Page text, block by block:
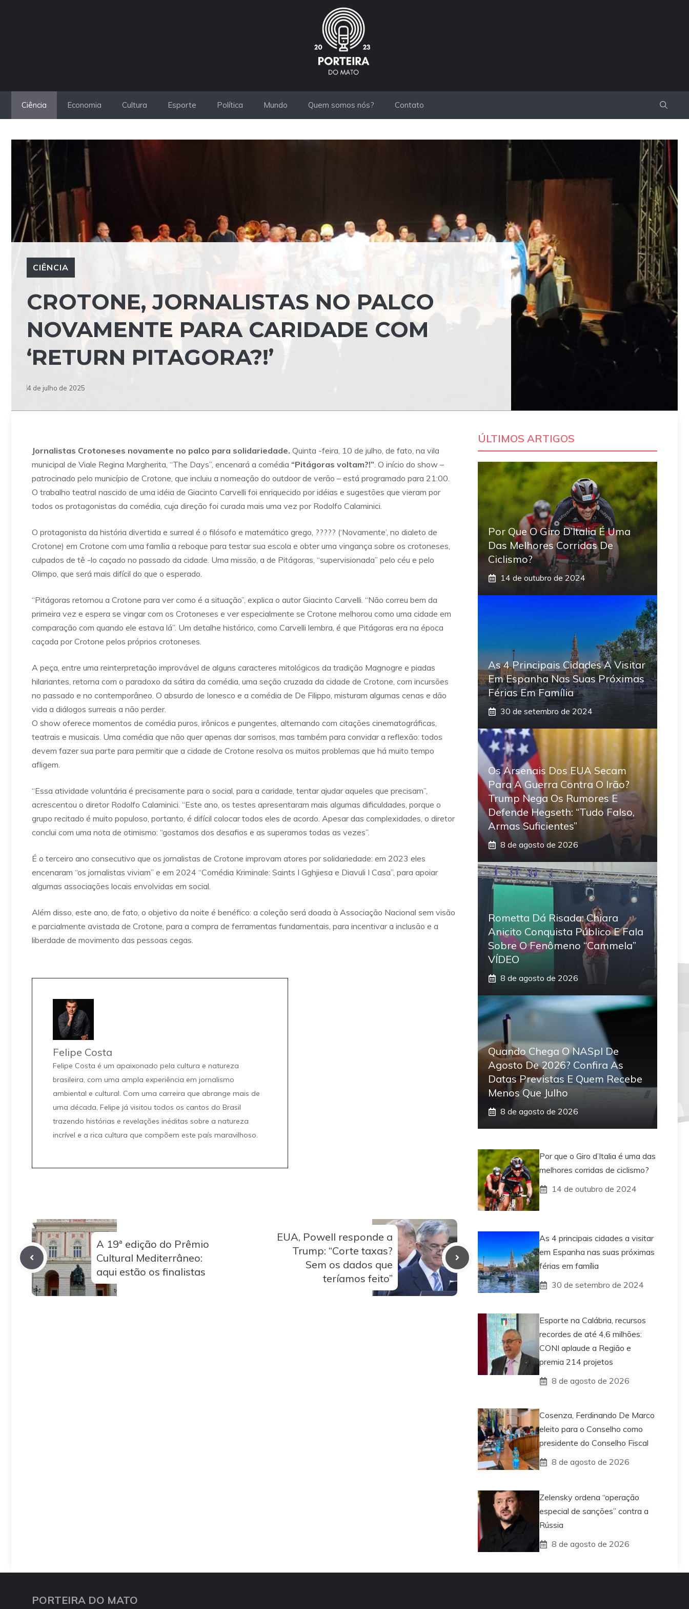
Ciência Economia Cultura Esporte Política Mundo Quem somos nós? Contato
CIÊNCIA
CROTONE, JORNALISTAS NO PALCO
NOVAMENTE PARA CARIDADE COM
‘RETURN PITAGORA?!’
4 de julho de 2025
Jornalistas Crotoneses novamente no palco para solidariedade. Quinta -feira, 10 de julho, de fato, na vila
municipal de Viale Regina Margherita, “The Days”, encenará a comédia “Pitágoras voltam?!”. O início do show –
patrocinado pelo município de Crotone, que incluiu a nomeação do outdoor de verão – está programado para 21:00.
O trabalho teatral nascido de uma idéia de Giacinto Carvelli foi enriquecido por idéias e sugestões que vieram por
todos os protagonistas da comédia, cuja direção foi curada mais uma vez por Rodolfo Calaminici.
O protagonista da história divertida e surreal é o filósofo e matemático grego, ????? (‘Novamente’, no dialeto de
Crotone) em Crotone com uma família a reboque para testar sua escola e obter uma vingança sobre os crotoneses,
culpados de tê -lo caçado no passado da cidade. Uma missão, a de Pitágoras, “supervisionada” pelo céu e pelo
Olimpo, que será mais difícil do que o esperado.
“Pitágoras retornou a Crotone para ver como é a situação”, explica o autor Giacinto Carvelli. “Não correu bem da
primeira vez e espera se vingar com os Crotoneses e ver especialmente se Crotone melhorou como uma cidade em
comparação com quando ele estava lá”. Um detalhe histórico, como Carvelli lembra, é que Pitágoras era na época
caçada por Crotone pelos próprios crotoneses.
A peça, entre uma reinterpretação improvável de alguns caracteres mitológicos da tradição Magnogre e piadas
hilariantes, retorna com o paradoxo da sátira da comédia, uma seção cruzada da cidade de Crotone, com incursões
no passado e no contemporâneo. O absurdo de Ionesco e a comédia de De Filippo, misturam algumas cenas e dão
vida a diálogos surreais a não perder.
O show oferece momentos de comédia puros, irônicos e pungentes, alternando com citações cinematográficas,
teatrais e musicais. Uma comédia que não quer apenas dar sorrisos, mas também para convidar a reflexão: todos
devem fazer sua parte para permitir que a cidade de Crotone resolva os muitos problemas que há muito tempo
afligem.
“Essa atividade voluntária é precisamente para o social, para a caridade, tentar ajudar aqueles que precisam”,
acrescentou o diretor Rodolfo Calaminici. “Este ano, os testes apresentaram mais algumas dificuldades, porque o
grupo recitado é muito populoso, portanto, é difícil colocar todos eles de acordo. Apesar das complexidades, o diretor
conclui com uma nota de otimismo: “gostamos dos desafios e as superamos todas as vezes”.
É o terceiro ano consecutivo que os jornalistas de Crotone improvam atores por solidariedade: em 2023 eles
encenaram “os jornalistas viviam” e em 2024 “Comédia Kriminale: Saints I Gghjiesa e Diavuli I Casa”, para apoiar
algumas associações locais envolvidas em social.
Além disso, este ano, de fato, o objetivo da noite é benéfico: a coleção será doada à Associação Nacional sem visão
e parcialmente avistada de Crotone, para a compra de ferramentas fundamentais, para incentivar a inclusão e a
liberdade de movimento das pessoas cegas.
Felipe Costa
Felipe Costa é um apaixonado pela cultura e natureza
brasileira, com uma ampla experiência em jornalismo
ambiental e cultural. Com uma carreira que abrange mais de
uma década, Felipe já visitou todos os cantos do Brasil
trazendo histórias e revelações inéditas sobre a natureza
incrível e a rica cultura que compõem este país maravilhoso.
A 19ª edição do Prêmio
Cultural Mediterrâneo:
aqui estão os finalistas
EUA, Powell responde a
Trump: “Corte taxas?
Sem os dados que
teríamos feito”
ÚLTIMOS ARTIGOS
Por Que O Giro D’Italia É Uma
Das Melhores Corridas De
Ciclismo?
14 de outubro de 2024
As 4 Principais Cidades A Visitar
Em Espanha Nas Suas Próximas
Férias Em Família
30 de setembro de 2024
Os Arsenais Dos EUA Secam
Para A Guerra Contra O Irão?
Trump Nega Os Rumores E
Defende Hegseth: “Tudo Falso,
Armas Suficientes”
8 de agosto de 2026
Rometta Dá Risada: Chiara
Anicito Conquista Público E Fala
Sobre O Fenômeno “Cammela”
VÍDEO
8 de agosto de 2026
Quando Chega O NASpI De
Agosto De 2026? Confira As
Datas Previstas E Quem Recebe
Menos Que Julho
8 de agosto de 2026
Por que o Giro d’Italia é uma das
melhores corridas de ciclismo?
14 de outubro de 2024
As 4 principais cidades a visitar
em Espanha nas suas próximas
férias em família
30 de setembro de 2024
Esporte na Calábria, recursos
recordes de até 4,6 milhões:
CONI aplaude a Região e
premia 214 projetos
8 de agosto de 2026
Cosenza, Ferdinando De Marco
eleito para o Conselho como
presidente do Conselho Fiscal
8 de agosto de 2026
Zelensky ordena “operação
especial de sanções” contra a
Rússia
8 de agosto de 2026
PORTEIRA DO MATO